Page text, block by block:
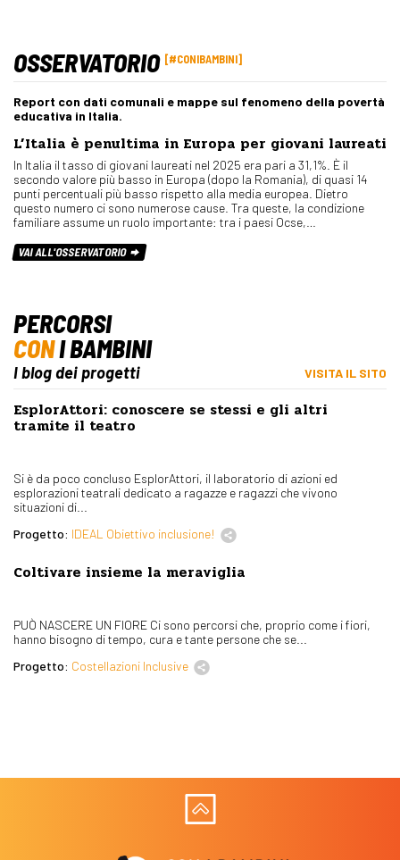
OSSERVATORIO #CONIBAMBINI
Report con dati comunali e mappe sul fenomeno della povertà
educativa in Italia.
L’Italia è penultima in Europa per giovani laureati
In Italia il tasso di giovani laureati nel 2025 era pari a 31,1%. È il
secondo valore più basso in Europa (dopo la Romania), di quasi 14
punti percentuali più basso rispetto alla media europea. Dietro
questo numero ci sono numerose cause. Tra queste, la condizione
familiare assume un ruolo importante: tra i paesi Ocse,…
VAI ALL'OSSERVATORIO
PERCORSI
CONI BAMBINI
I blog dei progetti VISITA IL SITO
EsplorAttori: conoscere se stessi e gli altri
tramite il teatro
Si è da poco concluso EsplorAttori, il laboratorio di azioni ed
esplorazioni teatrali dedicato a ragazze e ragazzi che vivono
situazioni di...
Progetto: IDEAL Obiettivo inclusione!
Coltivare insieme la meraviglia
PUÒ NASCERE UN FIORE Ci sono percorsi che, proprio come i fiori,
hanno bisogno di tempo, cura e tante persone che se...
Progetto: Costellazioni Inclusive